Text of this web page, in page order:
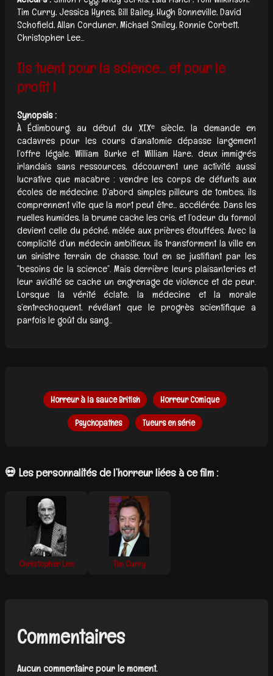
Tim Curry, Jessica Hynes, Bill Bailey, Hugh Bonneville, David
Schofield, Allan Corduner, Michael Smiley, Ronnie Corbett,
Christopher Lee...
Ils tuent pour la science… et pour le
profit !
Synopsis :
À Édimbourg, au début du XIXᵉ siècle, la demande en
cadavres pour les cours d’anatomie dépasse largement
l’offre légale. William Burke et William Hare, deux immigrés
irlandais sans ressources, découvrent une activité aussi
lucrative que macabre : vendre les corps de défunts aux
écoles de médecine. D’abord simples pilleurs de tombes, ils
comprennent vite que la mort peut être... accélérée. Dans les
ruelles humides, la brume cache les cris, et l’odeur du formol
devient celle du péché, mêlée aux prières étouffées. Avec la
complicité d’un médecin ambitieux, ils transforment la ville en
un sinistre terrain de chasse, tout en se justifiant par les
“besoins de la science”. Mais derrière leurs plaisanteries et
leur avidité se cache un engrenage de violence et de peur.
Lorsque la vérité éclate, la médecine et la morale
s’entrechoquent, révélant que le progrès scientifique a
parfois le goût du sang...
Horreur à la sauce British Horreur Comique
Psychopathes Tueurs en série
💀 Les personnalités de l’horreur liées à ce film :
Christopher Lee Tim Curry
Commentaires
Aucun commentaire pour le moment.